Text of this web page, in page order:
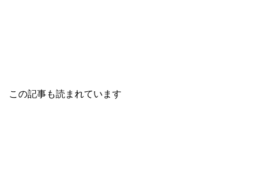
この記事も読まれています